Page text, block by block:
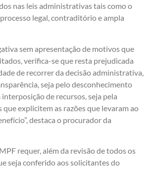
nas leis administrativas tais como o
legal, contraditório e ampla
sem apresentação de motivos que
verifica-se que resta prejudicada
de recorrer da decisão administrativa,
seja pelo desconhecimento
de recursos, seja pela
que explicitem as razões que levaram ao
destaca o procurador da
requer, além da revisão de todos os
seja conferido aos solicitantes do